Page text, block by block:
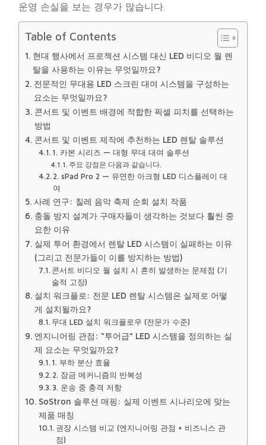
운영 손실을 보는 경우가 많습니다.
Table of Contents
현대 행사에서 프로젝션 시스템 대신 LED 비디오 월 렌
탈을 사용하는 이유는 무엇일까요?
전문적인 무대용 LED 스크린 대여 시스템을 구성하는
요소는 무엇일까요?
콘서트 및 이벤트 배경에 적합한 픽셀 피치를 선택하는
방법
콘서트 및 이벤트 제작에 추천하는 LED 렌탈 솔루션
1. 카본 시리즈 — 대형 무대 대여 솔루션
주요 강점은 다음과 같습니다.
2. sPad Pro 2 — 유연한 아크형 LED 디스플레이 대
여
사례 연구: 칠레 음악 축제 순회 설치 작품
충돌 방지 설계가 구매자들이 생각하는 것보다 훨씬 중
요한 이유
실제 투어 환경에서 렌탈 LED 시스템이 실패하는 이유
(그리고 전문가들이 이를 방지하는 방법)
콘서트 비디오 월 설치 시 흔히 발생하는 문제점 (기
술적 고장)
설치 워크플로: 전문 LED 렌탈 시스템은 실제로 어떻
게 설치될까요?
무대 LED 설치 워크플로우 (전문가 수준)
엔지니어링 관점: “투어급” LED 시스템을 정의하는 실
제 요소는 무엇일까요?
1. 부하 분산 효율
2. 잠금 메커니즘의 반복성
3. 운송 중 충격 저항
SoStron 솔루션 매핑: 실제 이벤트 시나리오에 맞는
제품 매칭
권장 시스템 비교 (엔지니어링 관점 + 비즈니스 관
점)